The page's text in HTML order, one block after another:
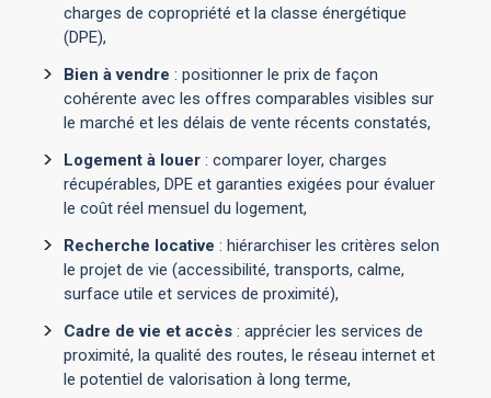
charges de copropriété et la classe énergétique
(DPE),
Bien à vendre : positionner le prix de façon
cohérente avec les offres comparables visibles sur
le marché et les délais de vente récents constatés,
Logement à louer : comparer loyer, charges
récupérables, DPE et garanties exigées pour évaluer
le coût réel mensuel du logement,
Recherche locative : hiérarchiser les critères selon
le projet de vie (accessibilité, transports, calme,
surface utile et services de proximité),
Cadre de vie et accès : apprécier les services de
proximité, la qualité des routes, le réseau internet et
le potentiel de valorisation à long terme,